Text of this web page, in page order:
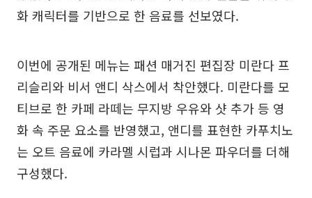
화 캐릭터를 기반으로 한 음료를 선보였다.
이번에 공개된 메뉴는 패션 매거진 편집장 미란다 프
리슬리와 비서 앤디 삭스에서 착안했다. 미란다를 모
티브로 한 카페 라떼는 무지방 우유와 샷 추가 등 영
화 속 주문 요소를 반영했고, 앤디를 표현한 카푸치노
는 오트 음료에 카라멜 시럽과 시나몬 파우더를 더해
구성했다.